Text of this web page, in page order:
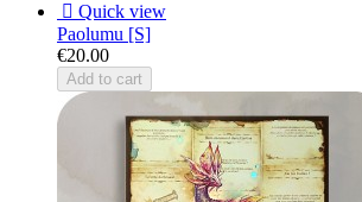
 Quick view
Paolumu [S]
€20.00
Add to cart